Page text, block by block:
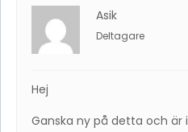
Asik
Deltagare
Hej
Ganska ny på detta och är